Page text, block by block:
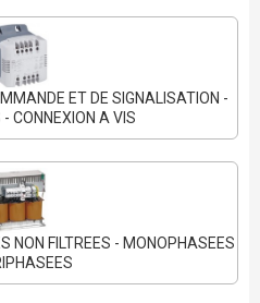
ET DE SIGNALISATION -
CONNEXION A VIS
NON FILTREES - MONOPHASEES